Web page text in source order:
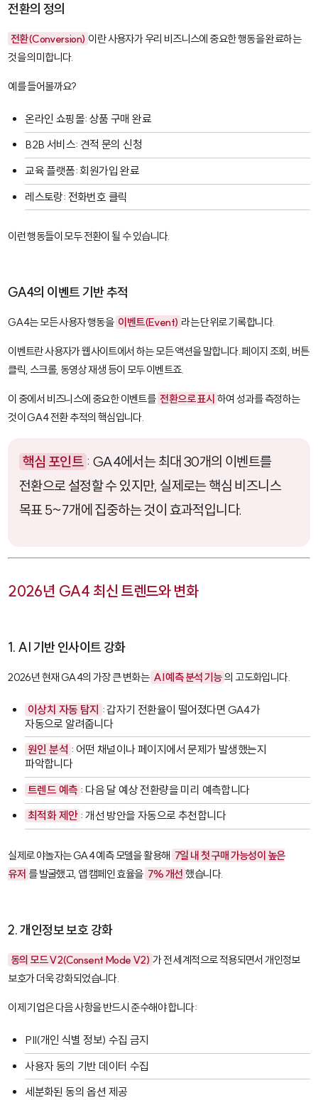
전환의 정의
전환(Conversion) 이란 사용자가 우리 비즈니스에 중요한 행동을 완료하는
것을 의미합니다.
예를 들어볼까요?
온라인 쇼핑몰: 상품 구매 완료
B2B 서비스: 견적 문의 신청
교육 플랫폼: 회원가입 완료
레스토랑: 전화번호 클릭
이런 행동들이 모두 전환이 될 수 있습니다.
GA4의 이벤트 기반 추적
GA4는 모든 사용자 행동을 이벤트(Event) 라는 단위로 기록합니다.
이벤트란 사용자가 웹사이트에서 하는 모든 액션을 말합니다. 페이지 조회, 버튼
클릭, 스크롤, 동영상 재생 등이 모두 이벤트죠.
이 중에서 비즈니스에 중요한 이벤트를 전환으로 표시 하여 성과를 측정하는
것이 GA4 전환 추적의 핵심입니다.
핵심 포인트 : GA4에서는 최대 30개의 이벤트를
전환으로 설정할 수 있지만, 실제로는 핵심 비즈니스
목표 5~7개에 집중하는 것이 효과적입니다.
2026년 GA4 최신 트렌드와 변화
1. AI 기반 인사이트 강화
2026년 현재 GA4의 가장 큰 변화는 AI 예측 분석 기능의 고도화입니다.
이상치 자동 탐지 : 갑자기 전환율이 떨어졌다면 GA4가
자동으로 알려줍니다
원인 분석 : 어떤 채널이나 페이지에서 문제가 발생했는지
파악합니다
트렌드 예측 : 다음 달 예상 전환량을 미리 예측합니다
최적화 제안 : 개선 방안을 자동으로 추천합니다
실제로 야놀자는 GA4 예측 모델을 활용해 7일 내 첫 구매 가능성이 높은
유저 를 발굴했고, 앱 캠페인 효율을 7% 개선 했습니다.
2. 개인정보 보호 강화
동의 모드 V2(Consent Mode V2) 가 전 세계적으로 적용되면서 개인정보
보호가 더욱 강화되었습니다.
이제 기업은 다음 사항을 반드시 준수해야 합니다:
PII(개인 식별 정보) 수집 금지
사용자 동의 기반 데이터 수집
세분화된 동의 옵션 제공